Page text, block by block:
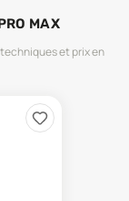
MAX
et prix en